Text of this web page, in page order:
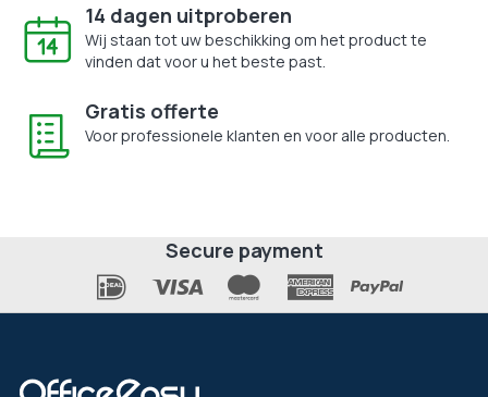
14 dagen uitproberen
Wij staan tot uw beschikking om het product te
vinden dat voor u het beste past.
Gratis offerte
Voor professionele klanten en voor alle producten.
Secure payment